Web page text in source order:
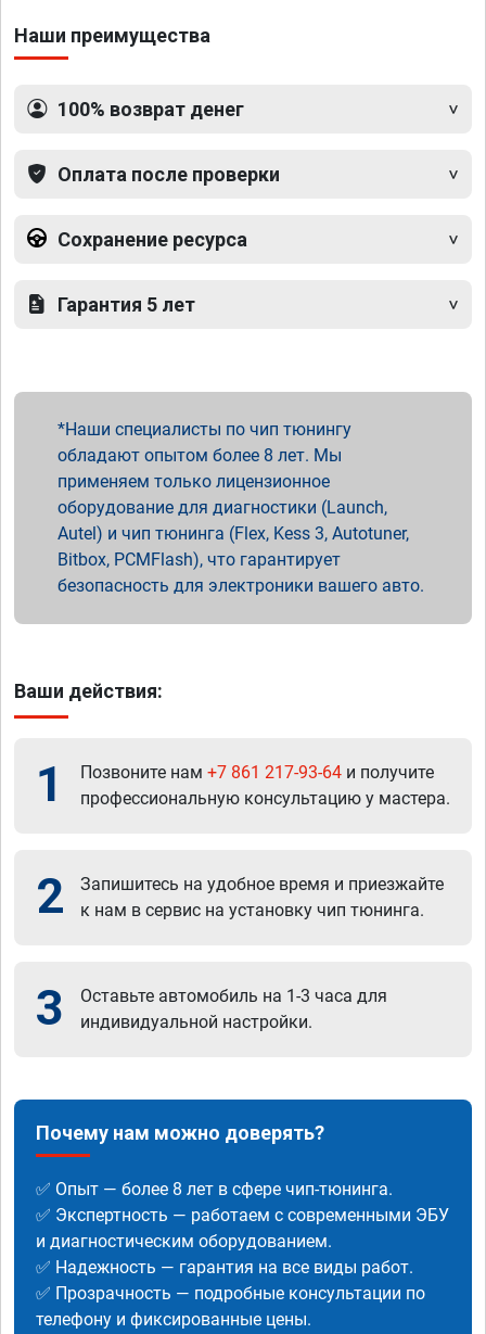
Наши преимущества
100% возврат денег
Оплата после проверки
Сохранение ресурса
Гарантия 5 лет
Наши специалисты по чип тюнингу
обладают опытом более 8 лет. Мы
применяем только лицензионное
оборудование для диагностики (Launch,
Autel) и чип тюнинга (Flex, Kess 3, Autotuner,
Bitbox, PCMFlash), что гарантирует
безопасность для электроники вашего авто.
Ваши действия:
1 Позвоните нам +7 861 217-93-64 и получите
профессиональную консультацию у мастера.
2
Запишитесь на удобное время и приезжайте
к нам в сервис на установку чип тюнинга.
3
Оставьте автомобиль на 1-3 часа для
индивидуальной настройки.
Почему нам можно доверять?
✅ Опыт — более 8 лет в сфере чип-тюнинга.
✅ Экспертность — работаем с современными ЭБУ
и диагностическим оборудованием.
✅ Надежность — гарантия на все виды работ.
✅ Прозрачность — подробные консультации по
телефону и фиксированные цены.